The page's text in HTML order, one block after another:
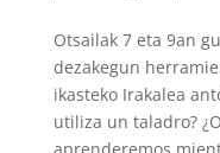
Otsailak 7 eta 9an
dezakegun
ikasteko Irakalea
utiliza un taladro?